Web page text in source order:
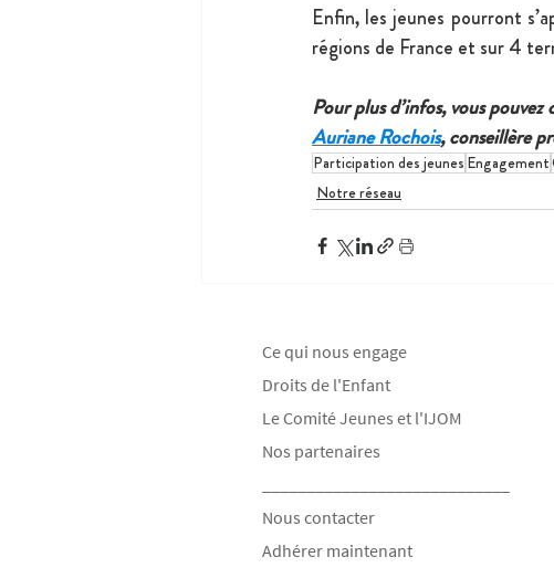
Enfin, les jeunes pourront
régions de France et sur 4
Pour plus d’infos, vous
Auriane Rochois, conseillère
Participation des jeunes Engagement
Notre réseau
Ce qui nous engage
Droits de l'Enfant
Le Comité Jeunes et l'IJOM
Nos partenaires
Nous contacter
Adhérer maintenant